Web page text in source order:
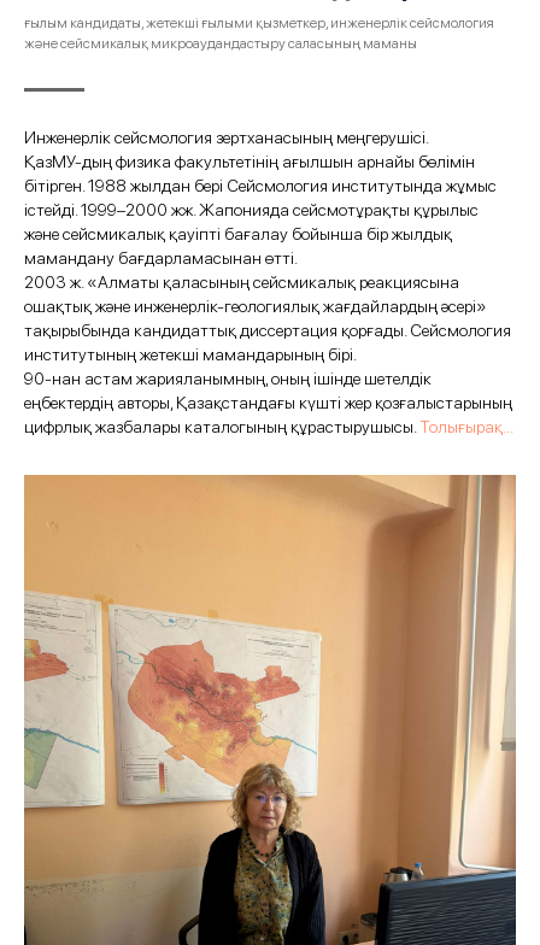
ғылым кандидаты, жетекші ғылыми қызметкер, инженерлік сейсмология
және сейсмикалық микроаудандастыру саласының маманы
Инженерлік сейсмология зертханасының меңгерушісі.
ҚазМУ‑дың физика факультетінің ағылшын арнайы бөлімін
бітірген. 1988 жылдан бері Сейсмология институтында жұмыс
істейді. 1999–2000 жж. Жапонияда сейсмотұрақты құрылыс
және сейсмикалық қауіпті бағалау бойынша бір жылдық
мамандану бағдарламасынан өтті.
2003 ж. «Алматы қаласының сейсмикалық реакциясына
ошақтық және инженерлік‑геологиялық жағдайлардың әсері»
тақырыбында кандидаттық диссертация қорғады. Сейсмология
институтының жетекші мамандарының бірі.
90‑нан астам жарияланымның, оның ішінде шетелдік
еңбектердің авторы, Қазақстандағы күшті жер қозғалыстарының
цифрлық жазбалары каталогының құрастырушысы. Толығырақ...